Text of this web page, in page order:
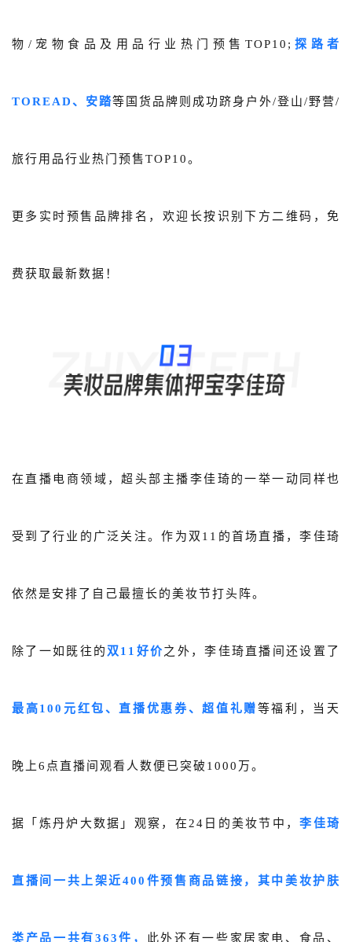
物/宠物食品及用品行业热门预售TOP10; 探路者
TOREAD、安踏等国货品牌则成功跻身户外/登山/野营/
旅行用品行业热门预售TOP10。
更多实时预售品牌排名，欢迎长按识别下方二维码，免
费获取最新数据！
在直播电商领域，超头部主播李佳琦的一举一动同样也
受到了行业的广泛关注。作为双11的首场直播，李佳琦
依然是安排了自己最擅长的美妆节打头阵。
除了一如既往的 双11好价之外，李佳琦直播间还设置了
最高100元红包、直播优惠券、超值礼赠等福利，当天
晚上6点直播间观看人数便已突破1000万。
据「炼丹炉大数据」观察，在24日的美妆节中，李佳琦
直播间一共上架近400件预售商品链接，其中美妆护肤
类产品一共有363件， 此外还有一些家居家电、食品、